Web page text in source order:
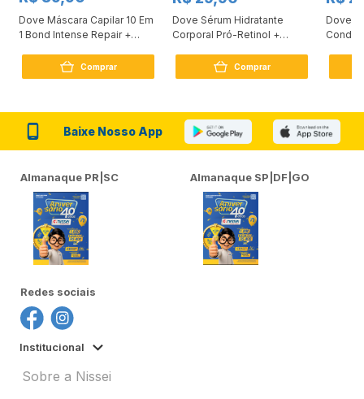
Dove Máscara Capilar 10 Em
1 Bond Intense Repair +
Comprar
Dove Sérum Hidratante
Corporal Pró-Retinol +
Comprar
Dove
Baixe Nosso App
Almanaque PR|SC Almanaque SP|DF|GO
Redes sociais
Institucional
Sobre a Nissei